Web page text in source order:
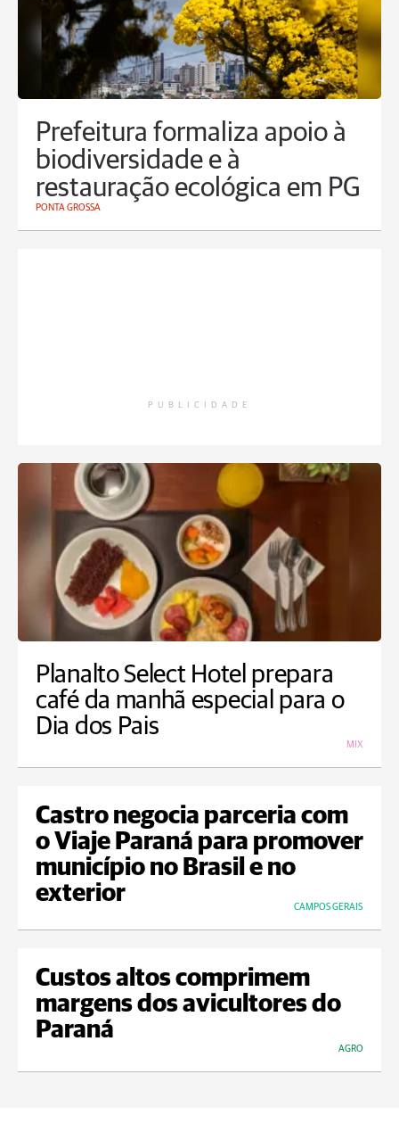
Prefeitura formaliza apoio à
biodiversidade e à
restauração ecológica em PG
PONTA GROSSA
PUBLICIDADE
Planalto Select Hotel prepara
café da manhã especial para o
Dia dos Pais
MIX
Castro negocia parceria com
o Viaje Paraná para promover
município no Brasil e no
exterior
CAMPOS GERAIS
Custos altos comprimem
margens dos avicultores do
Paraná
AGRO